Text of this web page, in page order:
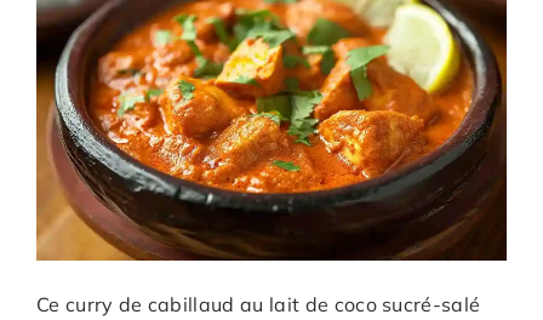
Ce curry de cabillaud au lait de coco sucré-salé